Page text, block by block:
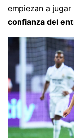
empiezan a
confianza del